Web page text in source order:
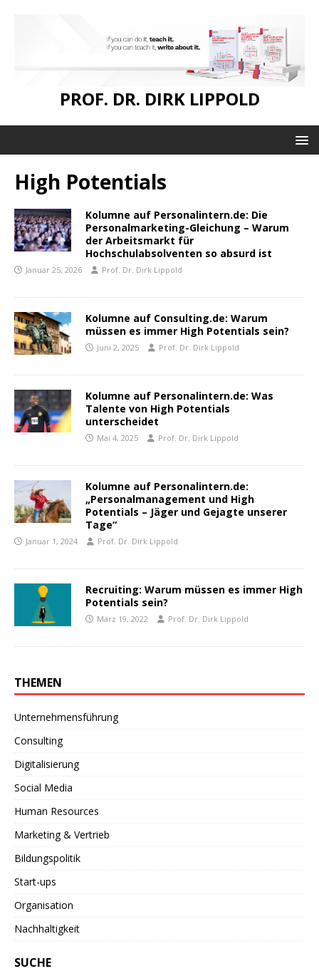
PROF. DR. DIRK LIPPOLD
High Potentials
Kolumne auf Personalintern.de: Die
Personalmarketing-Gleichung – Warum
der Arbeitsmarkt für
Hochschulabsolventen so absurd ist
Januar 25, 2026 Prof. Dr. Dirk Lippold
Kolumne auf Consulting.de: Warum
müssen es immer High Potentials sein?
Juni 2, 2025 Prof. Dr. Dirk Lippold
Kolumne auf Personalintern.de: Was
Talente von High Potentials
unterscheidet
Mai 4, 2025 Prof. Dr. Dirk Lippold
Kolumne auf Personalintern.de:
„Personalmanagement und High
Potentials – Jäger und Gejagte unserer
Tage“
Januar 1, 2024 Prof. Dr. Dirk Lippold
Recruiting: Warum müssen es immer High
Potentials sein?
März 19, 2022 Prof. Dr. Dirk Lippold
THEMEN
Unternehmensführung
Consulting
Digitalisierung
Social Media
Human Resources
Marketing & Vertrieb
Bildungspolitik
Start-ups
Organisation
Nachhaltigkeit
SUCHE